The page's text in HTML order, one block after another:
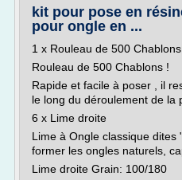
kit pour pose en
pour ongle en ...
1 x Rouleau de 500 Chablons
Rouleau de 500 Chablons !
Rapide et facile à poser , il
le long du déroulement de la
6 x Lime droite
Lime à Ongle classique dites
former les ongles naturels,
Lime droite Grain: 100/180